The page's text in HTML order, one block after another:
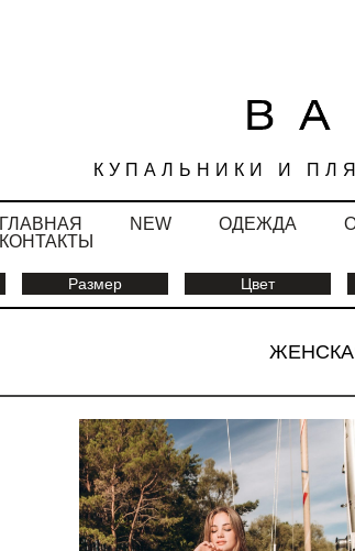
КУПАЛЬНИКИ И
ГЛАВНАЯ NEW ОДЕЖДА
КОНТАКТЫ
Размер Цвет